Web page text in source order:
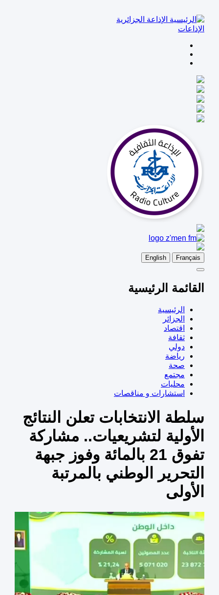
تجاوز
إلى
الرئيسي
الإذاعة الجزائرية
الإذاعات
Français
English
القائمة الرئيسية
الرئيسية
الجزائر
اقتصاد
ثقافة
دولي
رياضة
صحة
مجتمع
محليات
استشارات و مناقصات
سلطة الانتخابات تعلن النتائج
الأولية لتشريعيات.. مشاركة
تفوق 21 بالمائة وفوز جبهة
التحرير الوطني بالمرتبة
الأولى